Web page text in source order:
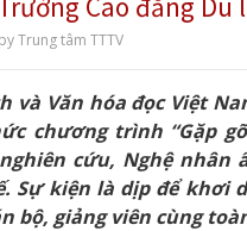
byTrung tâm TTTV
và Văn hóa đọc Việt
chương trình “Gặp
cứu, Nghệ
Sự kiện là dịp để khơi
bộ, giảng viên cùng